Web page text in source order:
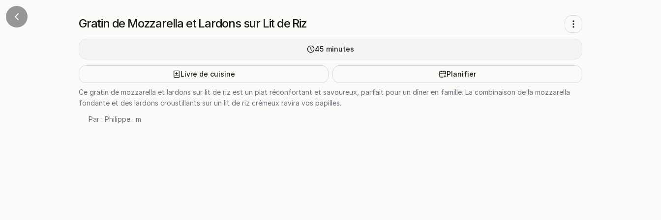
Gratin de Mozzarella et Lardons sur Lit de Riz
45 minutes
Livre de cuisine Planifier
Ce gratin de mozzarella et lardons sur lit de riz est un plat réconfortant et savoureux, parfait pour un dîner en famille. La combinaison de la mozzarella
fondante et des lardons croustillants sur un lit de riz crémeux ravira vos papilles.
Par : Philippe . m